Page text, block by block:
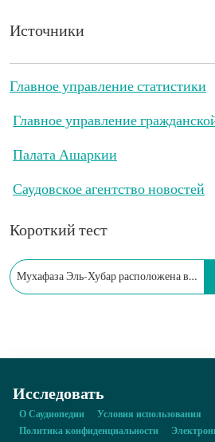
Источники
Главное управление статистики
Главное управление
Палата Ашаркии
Саудовское агентство новостей
Короткий тест
Мухафаза Эль-Хубар расположена в…
Исследовать
О Саудиопедии
Условия использования
Политика конфиденциальности